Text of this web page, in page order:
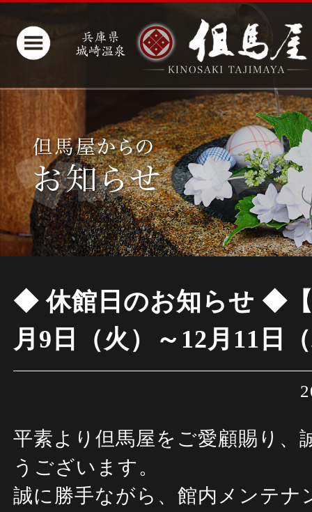
◆ 休館日のお知らせ ◆【
月9日（火）～12月11日
平素より但馬屋をご愛顧賜り、
うございます。
誠に勝手ながら、館内メンテナ